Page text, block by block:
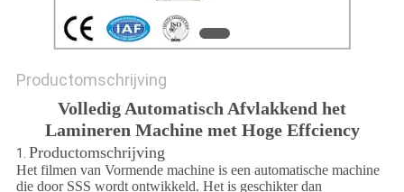
Productomschrijving
Volledig Automatisch Afvlakkend het
Lamineren Machine met Hoge Effciency
1. Productomschrijving
Het filmen van Vormende machine is een automatische machine
die door SSS wordt ontwikkeld. Het is geschikter dan